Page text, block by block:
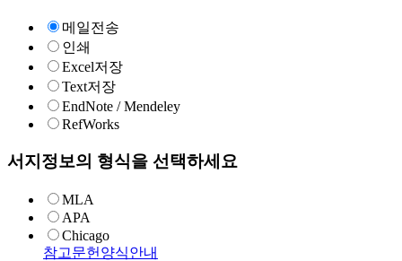
메일전송
인쇄
Excel저장
Text저장
EndNote / Mendeley
RefWorks
서지정보의 형식을 선택하세요
MLA
APA
Chicago
참고문헌양식안내